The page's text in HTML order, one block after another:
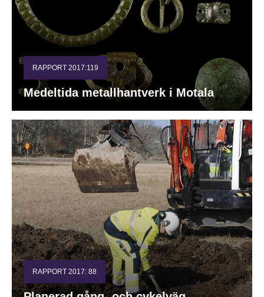
RAPPORT 2017:119
Medeltida metallhantverk i Motala
RAPPORT 2017: 88